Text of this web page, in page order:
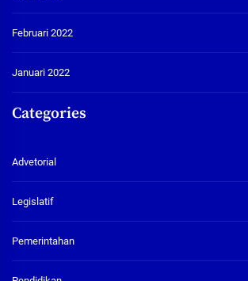
Februari 2022
Januari 2022
Categories
Advetorial
Legislatif
Pemerintahan